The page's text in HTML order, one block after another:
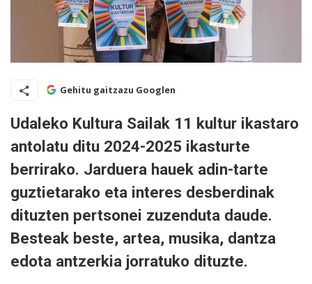
Gehitu gaitzazu Googlen
Udaleko Kultura Sailak 11 kultur ikastaro
antolatu ditu 2024-2025 ikasturte
berrirako. Jarduera hauek adin-tarte
guztietarako eta interes desberdinak
dituzten pertsonei zuzenduta daude.
Besteak beste, artea, musika, dantza
edota antzerkia jorratuko dituzte.